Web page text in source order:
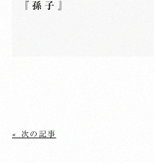
『孫子』
« 次の記事